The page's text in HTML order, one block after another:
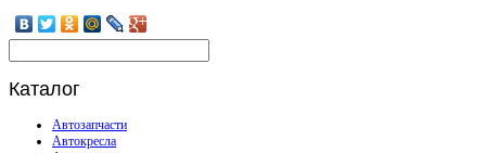
Каталог
Автозапчасти
Автокресла